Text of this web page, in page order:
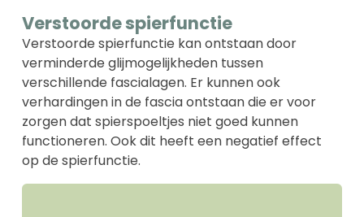
Verstoorde spierfunctie
Verstoorde spierfunctie kan ontstaan door
verminderde glijmogelijkheden tussen
verschillende fascialagen. Er kunnen ook
verhardingen in de fascia ontstaan die er voor
zorgen dat spierspoeltjes niet goed kunnen
functioneren. Ook dit heeft een negatief effect
op de spierfunctie.